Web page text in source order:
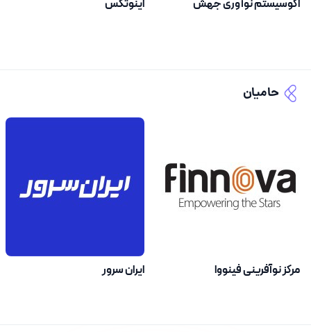
اکوسیستم نوآوری جهش اینوتکس
حامیان
مرکز نوآفرینی فینووا ایران سرور